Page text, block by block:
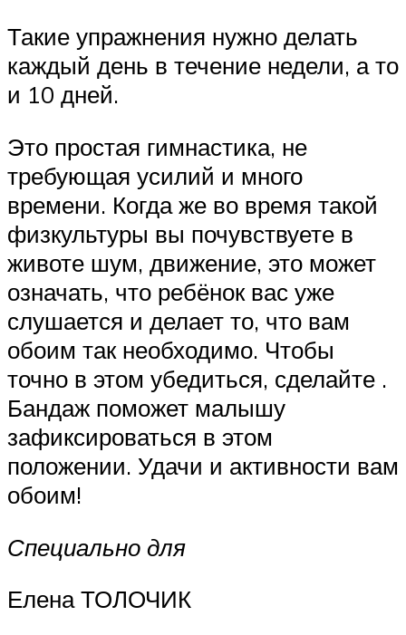
Такие упражнения нужно делать
каждый день в течение недели, а то
и 10 дней.
Это простая гимнастика, не
требующая усилий и много
времени. Когда же во время такой
физкультуры вы почувствуете в
животе шум, движение, это может
означать, что ребёнок вас уже
слушается и делает то, что вам
обоим так необходимо. Чтобы
точно в этом убедиться, сделайте .
Бандаж поможет малышу
зафиксироваться в этом
положении. Удачи и активности вам
обоим!
Специально для
Елена ТОЛОЧИК